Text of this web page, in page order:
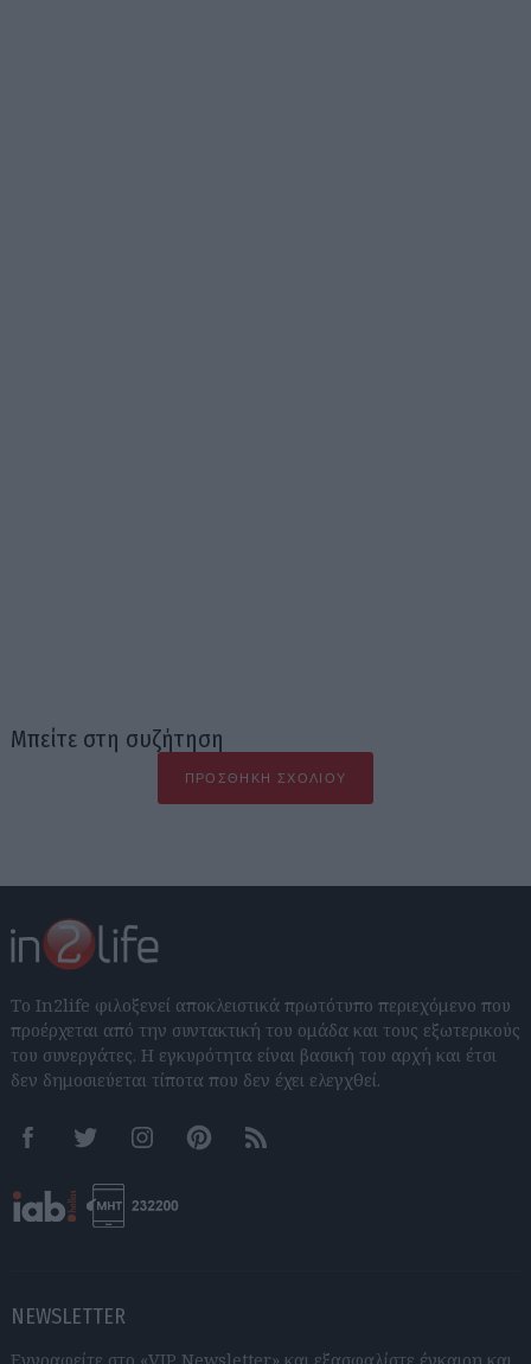
Μπείτε στη συζήτηση
ΠΡΟΣΘΉΚΗ ΣΧΟΛΊΟΥ
Το In2life φιλοξενεί αποκλειστικά πρωτότυπο περιεχόμενο που
προέρχεται από την συντακτική του ομάδα και τους εξωτερικούς
του συνεργάτες. Η εγκυρότητα είναι βασική του αρχή και έτσι
δεν δημοσιεύεται τίποτα που δεν έχει ελεγχθεί.
FacebookTwitter InstagramPinterestRSS feeds
NEWSLETTER